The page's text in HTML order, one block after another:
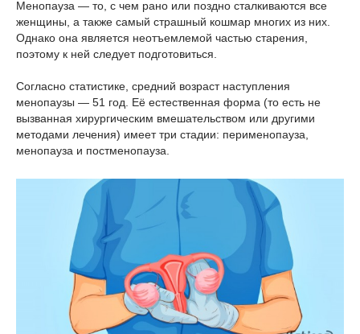
Менопауза — то, с чем рано или поздно сталкиваются все
женщины, а также самый страшный кошмар многих из них.
Однако она является неотъемлемой частью старения,
поэтому к ней следует подготовиться.
Согласно статистике, средний возраст наступления
менопаузы — 51 год. Её естественная форма (то есть не
вызванная хирургическим вмешательством или другими
методами лечения) имеет три стадии: перименопауза,
менопауза и постменопауза.